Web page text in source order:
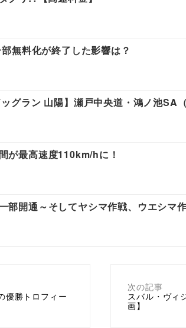
優勝トロフィー
次の記事
スバル・ヴィ
画】
無料化が終了した影響は？
ッグラン 山陽】瀬戸中央道・鴻ノ池
が最高速度110km/hに！
部開通～そしてヤシマ作戦、ウエシマ